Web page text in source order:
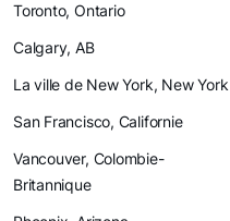
Toronto, Ontario
Calgary, AB
La ville de New York, New York
San Francisco, Californie
Vancouver, Colombie-
Britannique